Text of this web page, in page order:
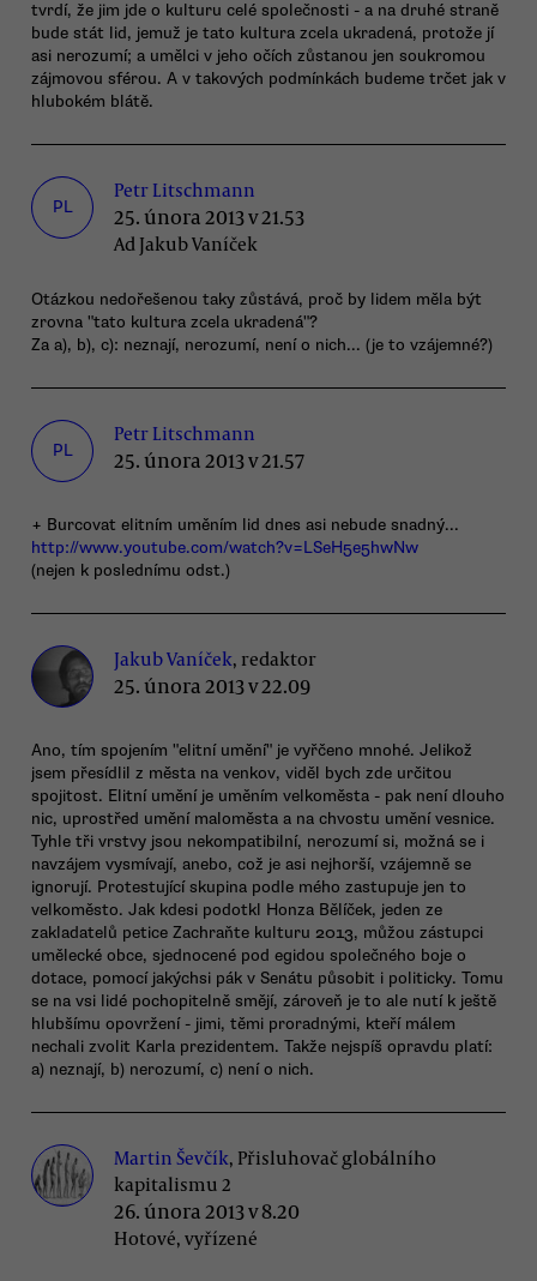
tvrdí, že jim jde o kulturu celé společnosti - a na druhé straně
bude stát lid, jemuž je tato kultura zcela ukradená, protože jí
asi nerozumí; a umělci v jeho očích zůstanou jen soukromou
zájmovou sférou. A v takových podmínkách budeme trčet jak v
hlubokém blátě.
PL
Petr Litschmann
25. února 2013 v 21.53
Ad Jakub Vaníček
Otázkou nedořešenou taky zůstává, proč by lidem měla být
zrovna "tato kultura zcela ukradená"?
Za a), b), c): neznají, nerozumí, není o nich... (je to vzájemné?)
PL
Petr Litschmann
25. února 2013 v 21.57
+ Burcovat elitním uměním lid dnes asi nebude snadný...
http://www.youtube.com/watch?v=LSeH5e5hwNw
(nejen k poslednímu odst.)
Jakub Vaníček, redaktor
25. února 2013 v 22.09
Ano, tím spojením "elitní umění" je vyřčeno mnohé. Jelikož
jsem přesídlil z města na venkov, viděl bych zde určitou
spojitost. Elitní umění je uměním velkoměsta - pak není dlouho
nic, uprostřed umění maloměsta a na chvostu umění vesnice.
Tyhle tři vrstvy jsou nekompatibilní, nerozumí si, možná se i
navzájem vysmívají, anebo, což je asi nejhorší, vzájemně se
ignorují. Protestující skupina podle mého zastupuje jen to
velkoměsto. Jak kdesi podotkl Honza Bělíček, jeden ze
zakladatelů petice Zachraňte kulturu 2013, můžou zástupci
umělecké obce, sjednocené pod egidou společného boje o
dotace, pomocí jakýchsi pák v Senátu působit i politicky. Tomu
se na vsi lidé pochopitelně smějí, zároveň je to ale nutí k ještě
hlubšímu opovržení - jimi, těmi proradnými, kteří málem
nechali zvolit Karla prezidentem. Takže nejspíš opravdu platí:
a) neznají, b) nerozumí, c) není o nich.
Martin Ševčík, Přisluhovač globálního
kapitalismu 2
26. února 2013 v 8.20
Hotové, vyřízené